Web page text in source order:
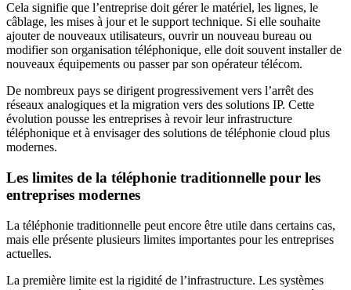
Cela signifie que l’entreprise doit gérer le matériel, les lignes, le
câblage, les mises à jour et le support technique. Si elle souhaite
ajouter de nouveaux utilisateurs, ouvrir un nouveau bureau ou
modifier son organisation téléphonique, elle doit souvent installer de
nouveaux équipements ou passer par son opérateur télécom.
De nombreux pays se dirigent progressivement vers l’arrêt des
réseaux analogiques et la migration vers des solutions IP. Cette
évolution pousse les entreprises à revoir leur infrastructure
téléphonique et à envisager des solutions de téléphonie cloud plus
modernes.
Les limites de la téléphonie traditionnelle pour les
entreprises modernes
La téléphonie traditionnelle peut encore être utile dans certains cas,
mais elle présente plusieurs limites importantes pour les entreprises
actuelles.
La première limite est la rigidité de l’infrastructure. Les systèmes